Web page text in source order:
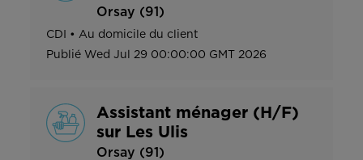
Orsay (91)
CDI • Au domicile du client
Publié Wed Jul 29 00:00:00 GMT 2026
Assistant ménager (H/F)
sur Les Ulis
Orsay (91)